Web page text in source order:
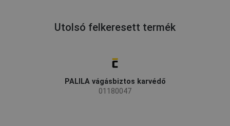
Utolsó felkeresett termék
PALILA vágásbiztos karvédő
01180047